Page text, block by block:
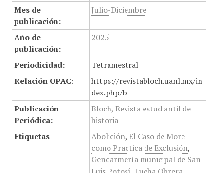
Mes de
publicación:
Julio-Diciembre
Año de
publicación:
2025
Periodicidad:
Tetramestral
Relación OPAC:
https://revistabloch.uanl.mx/in
dex.php/b
Publicación
Periódica:
Bloch, Revista estudiantil de
historia
Etiquetas
Abolición, El Caso de More
como Practica de Exclusión,
Gendarmería municipal de San